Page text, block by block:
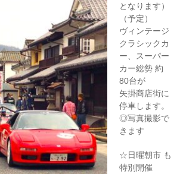
となります）
（予定）
ヴィンテージ
クラシックカ
ー、スーパー
カー総勢 約
80台が
矢掛商店街に
停車します。
◎写真撮影で
きます
☆日曜朝市 も
特別開催